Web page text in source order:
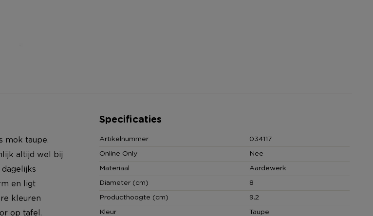
mok taupe.
altijd wel bij
en ligt
kleuren
op tafel.
Specificaties
Artikelnummer
034117
Online Only
Nee
Materiaal
Aardewerk
Diameter (cm)
8
Producthoogte (cm)
9.2
Kleur
Taupe